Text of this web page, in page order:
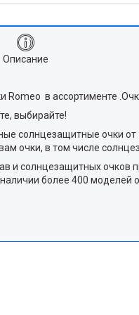
Описание
Romeo в ассортименте
выбирайте!
солнцезащитные очки от
очки, в том числе
и солнцезащитных очков
более 400 моделей